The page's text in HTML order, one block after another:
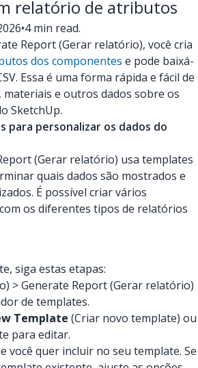
relatório de atributos
•4 min read.
Report (Gerar relatório), você cria
dos componentes e pode baixá-
Essa é uma forma rápida e fácil de
e outros dados sobre os
SketchUp.
para personalizar os dados do
(Gerar relatório) usa templates
quais dados são mostrados e
É possível criar vários
os diferentes tipos de relatórios
siga estas etapas:
> Generate Report (Gerar relatório)
de templates.
Template (Criar novo template) ou
para editar.
você quer incluir no seu template. Se